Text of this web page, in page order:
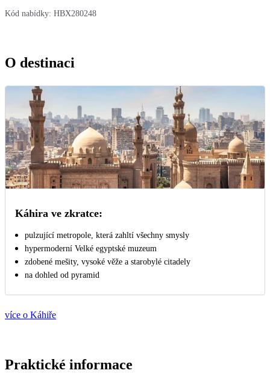
Kód nabídky: HBX280248
O destinaci
Káhira ve zkratce:
pulzující metropole, která zahltí všechny smysly
hypermoderní Velké egyptské muzeum
zdobené mešity, vysoké věže a starobylé citadely
na dohled od pyramid
více o Káhiře
Praktické informace